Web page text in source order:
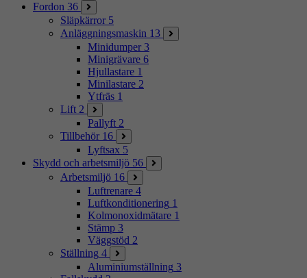
Fordon 36
Släpkärror 5
Anläggningsmaskin 13
Minidumper 3
Minigrävare 6
Hjullastare 1
Minilastare 2
Ytfräs 1
Lift 2
Pallyft 2
Tillbehör 16
Lyftsax 5
Skydd och arbetsmiljö 56
Arbetsmiljö 16
Luftrenare 4
Luftkonditionering 1
Kolmonoxidmätare 1
Stämp 3
Väggstöd 2
Ställning 4
Aluminiumställning 3